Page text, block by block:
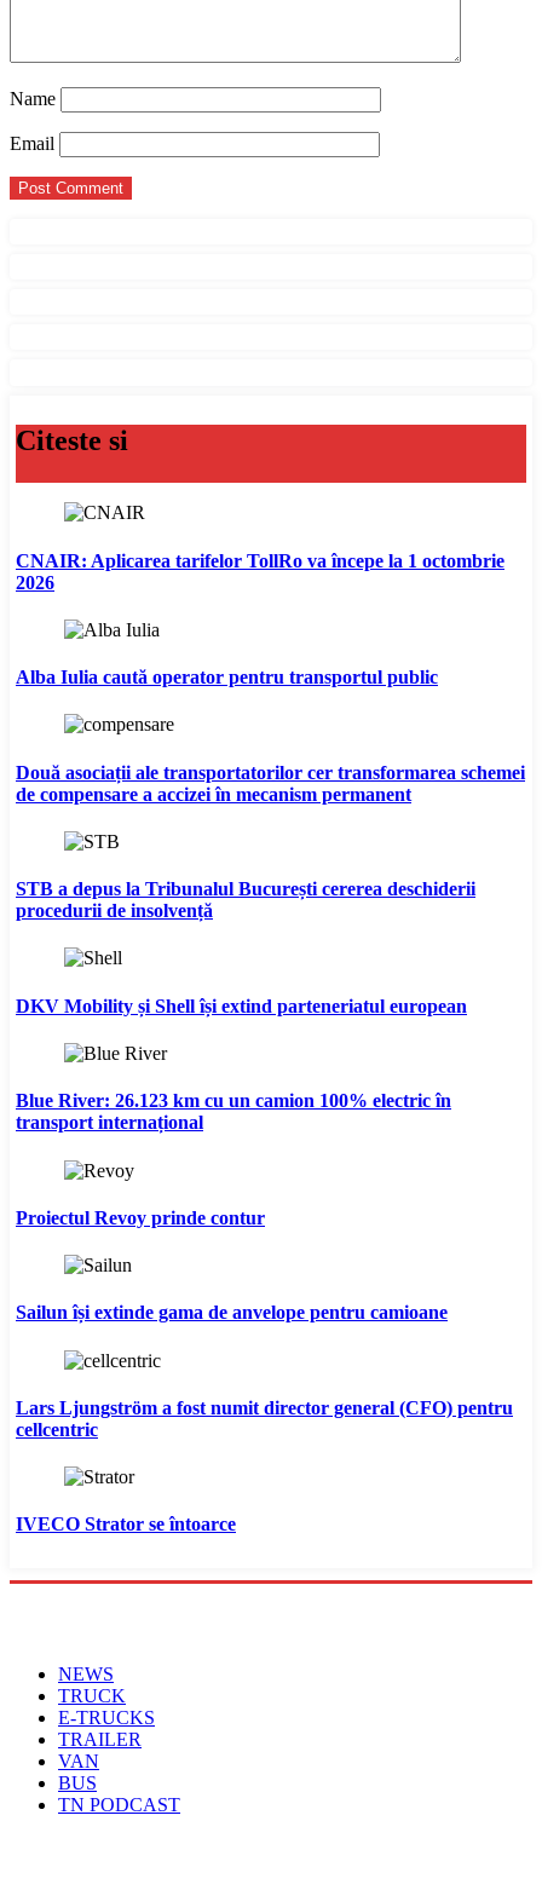
Name
Email
Citeste si
CNAIR: Aplicarea tarifelor TollRo va începe la 1 octombrie
2026
Alba Iulia caută operator pentru transportul public
Două asociații ale transportatorilor cer transformarea schemei
de compensare a accizei în mecanism permanent
STB a depus la Tribunalul București cererea deschiderii
procedurii de insolvență
DKV Mobility și Shell își extind parteneriatul european
Blue River: 26.123 km cu un camion 100% electric în
transport internațional
Proiectul Revoy prinde contur
Sailun își extinde gama de anvelope pentru camioane
Lars Ljungström a fost numit director general (CFO) pentru
cellcentric
IVECO Strator se întoarce
NEWS
TRUCK
E-TRUCKS
TRAILER
VAN
BUS
TN PODCAST